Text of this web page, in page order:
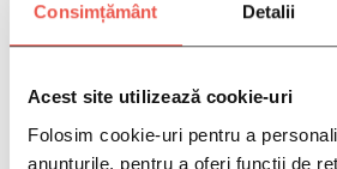
Consimțământ Detalii
Acest site utilizează cookie-uri
Folosim cookie-uri pentru a
anunțurile, pentru a oferi funcții de
Studii viitoare despre